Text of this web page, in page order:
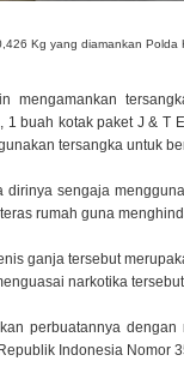
Kg yang diamankan Polda
mengamankan
buah kotak paket J & T
tersangka untuk
sengaja
rumah guna
ganja tersebut
narkotika
perbuatannya
Indonesia Nomor